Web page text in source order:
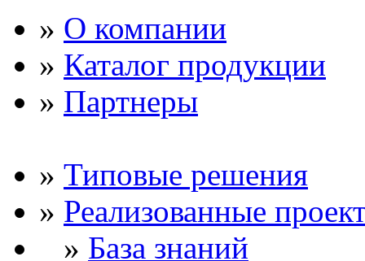
» О компании
» Каталог продукции
» Партнеры
» Типовые решения
» Реализованные
» База знаний